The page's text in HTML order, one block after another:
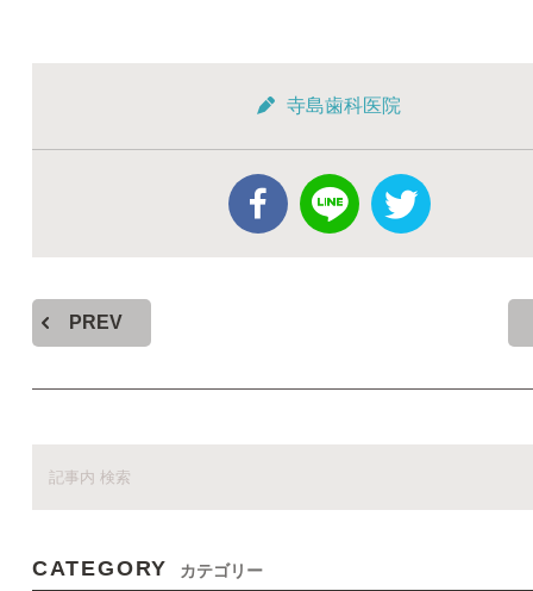
寺島歯科医院
PREV
CATEGORY カテゴリー